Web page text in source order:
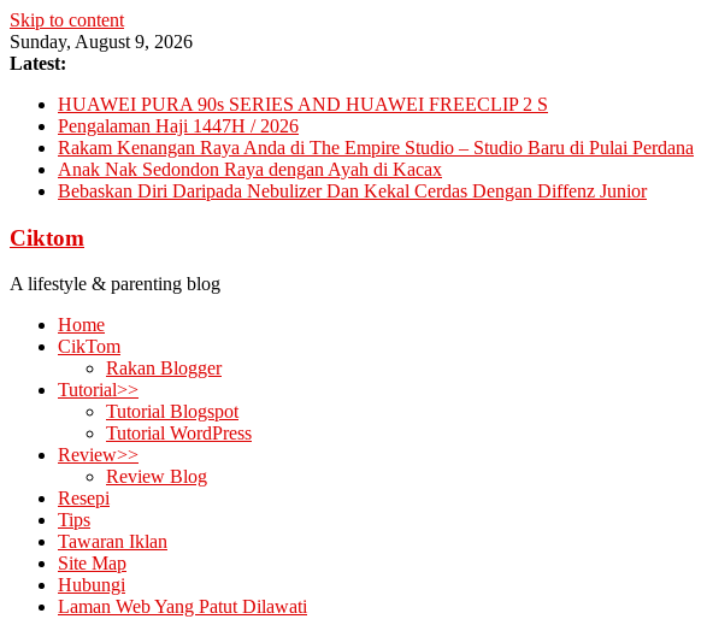
Skip to content
Sunday, August 9, 2026
Latest:
HUAWEI PURA 90s SERIES AND HUAWEI FREECLIP 2 S
Pengalaman Haji 1447H / 2026
Rakam Kenangan Raya Anda di The Empire Studio – Studio Baru di Pulai Perdana
Anak Nak Sedondon Raya dengan Ayah di Kacax
Bebaskan Diri Daripada Nebulizer Dan Kekal Cerdas Dengan Diffenz Junior
Ciktom
A lifestyle & parenting blog
Home
CikTom
Rakan Blogger
Tutorial>>
Tutorial Blogspot
Tutorial WordPress
Review>>
Review Blog
Resepi
Tips
Tawaran Iklan
Site Map
Hubungi
Laman Web Yang Patut Dilawati